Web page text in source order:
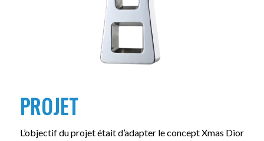
PROJET
L’objectif du projet était d’adapter le concept Xmas Dior